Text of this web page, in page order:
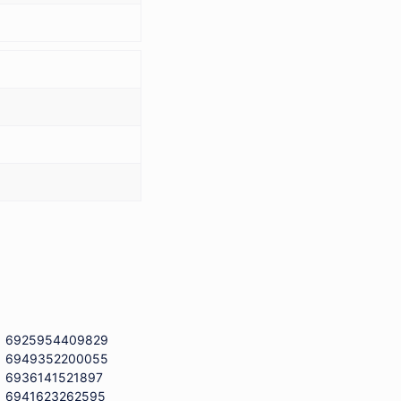
6925954409829
6949352200055
6936141521897
6941623262595